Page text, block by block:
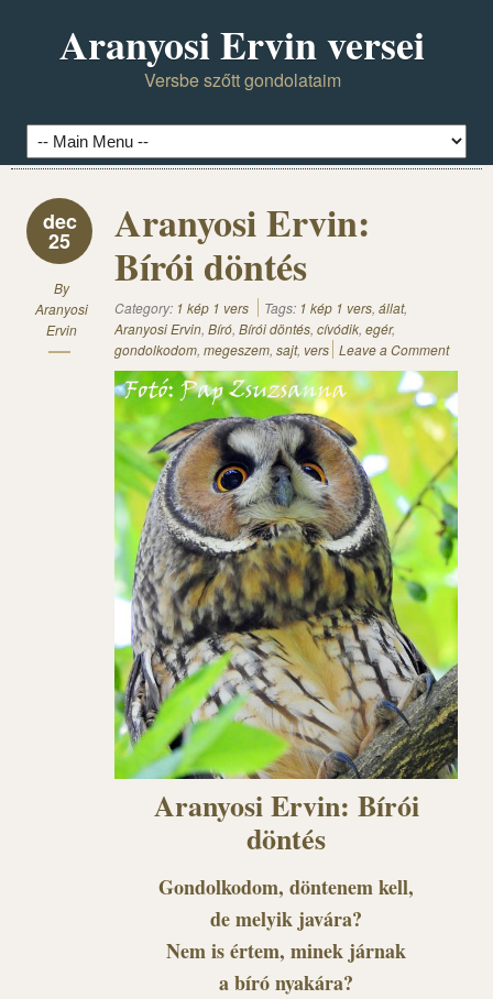
Aranyosi Ervin versei
Versbe szőtt gondolataim
dec
25
By
Aranyosi
Ervin
Aranyosi Ervin:
Bírói döntés
Category: 1 kép 1 vers Tags: 1 kép 1 vers, állat,
Aranyosi Ervin, Bíró, Bírói döntés, cívódik, egér,
gondolkodom, megeszem, sajt, vers Leave a Comment
Aranyosi Ervin: Bírói
döntés
Gondolkodom, döntenem kell,
de melyik javára?
Nem is értem, minek járnak
a bíró nyakára?